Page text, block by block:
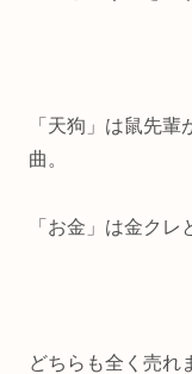
「天狗」は鼠先
曲。
「お金」は金クレ
どちらも全く売れ